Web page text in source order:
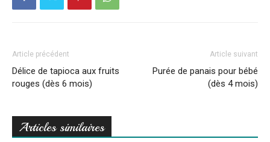
Article précédent
Délice de tapioca aux fruits
rouges (dès 6 mois)
Article suivant
Purée de panais pour bébé
(dès 4 mois)
Articles similaires